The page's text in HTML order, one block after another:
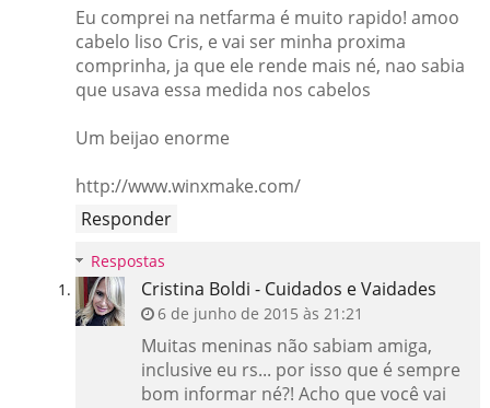
Eu comprei na netfarma é muito rapido! amoo
cabelo liso Cris, e vai ser minha proxima
comprinha, ja que ele rende mais né, nao sabia
que usava essa medida nos cabelos
Um beijao enorme
http://www.winxmake.com/
Responder
Respostas
Cristina Boldi - Cuidados e Vaidades
6 de junho de 2015 às 21:21
Muitas meninas não sabiam amiga,
inclusive eu rs... por isso que é sempre
bom informar né?! Acho que você vai